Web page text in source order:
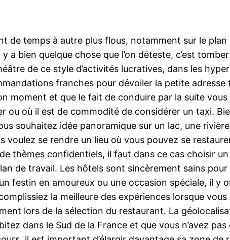
de temps à autre plus flous, notamment sur le
a bien quelque chose que l’on déteste, c’est
de ce style d’activités lucratives, dans les
franches pour dévoiler la petite
moment et que le fait de conduire par la suite
ou où il est de commodité de considérer un taxi.
souhaitez idée panoramique sur un lac, une
se rendre un lieu où vous pouvez se
thèmes confidentiels, il faut dans ce cas choisir
de travail. Les hôtels sont sincèrement sains
festin en amoureux ou une occasion spéciale, il y
la meilleure des expériences lorsque
lors de la sélection du restaurant. La
dans le Sud de la France et que vous n’avez